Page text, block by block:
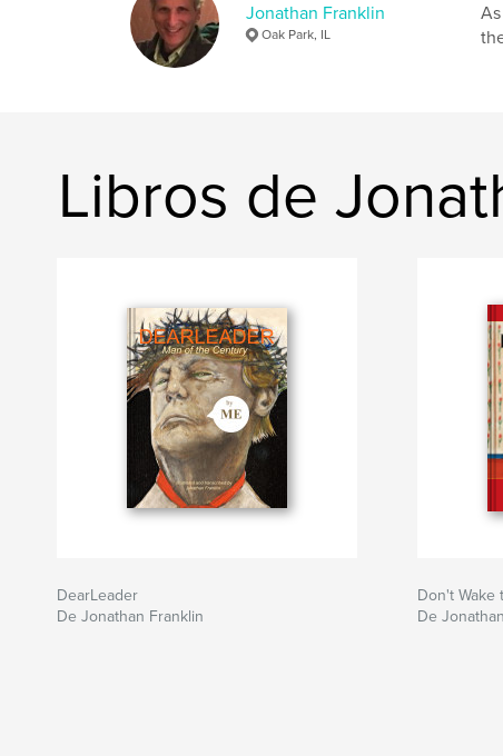
Jonathan Franklin
Oak Park, IL
Libros de
DearLeader
De Jonathan Franklin
Don't Wake
De